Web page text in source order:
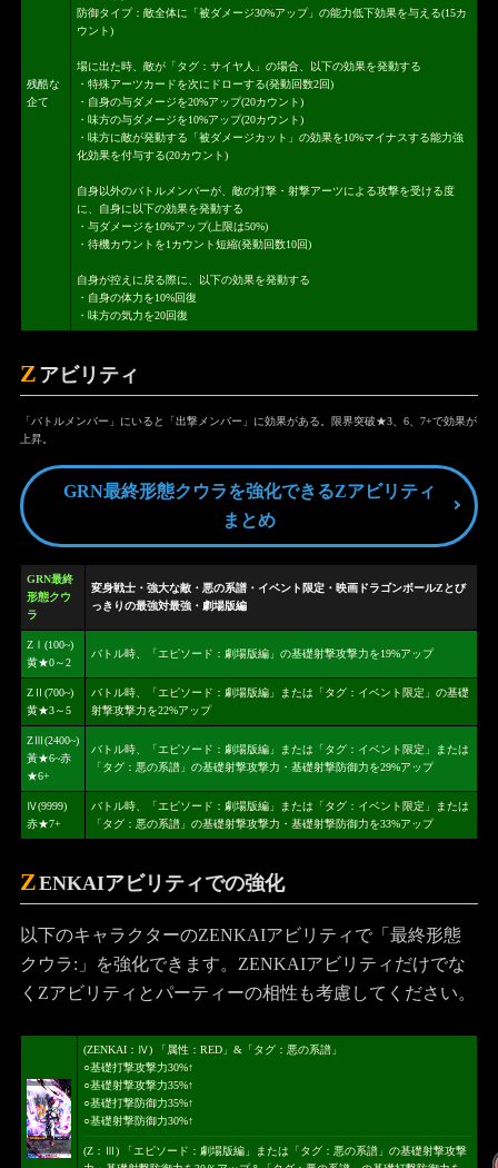
残酷な
企て
防御タイプ：敵全体に「被ダメージ30%アップ」の能力低下効果を与える(15カ
ウント)
場に出た時、敵が「タグ：サイヤ人」の場合、以下の効果を発動する
・特殊アーツカードを次にドローする(発動回数2回)
・自身の与ダメージを20%アップ(20カウント)
・味方の与ダメージを10%アップ(20カウント)
・味方に敵が発動する「被ダメージカット」の効果を10%マイナスする能力強
化効果を付与する(20カウント)
自身以外のバトルメンバーが、敵の打撃・射撃アーツによる攻撃を受ける度
に、自身に以下の効果を発動する
・与ダメージを10%アップ(上限は50%)
・待機カウントを1カウント短縮(発動回数10回)
自身が控えに戻る際に、以下の効果を発動する
・自身の体力を10%回復
・味方の気力を20回復
Z アビリティ
「バトルメンバー」にいると「出撃メンバー」に効果がある。限界突破★3、6、7+で効果が
上昇。
GRN最終形態クウラを強化できるZアビリティ
まとめ
GRN最終
形態クウ
ラ
変身戦士・強大な敵・悪の系譜・イベント限定・映画ドラゴンボールZとび
っきりの最強対最強・劇場版編
ZⅠ(100~)
黄★0～2
バトル時、「エピソード：劇場版編」の基礎射撃攻撃力を19%アップ
ZⅡ(700~)
黄★3～5
バトル時、「エピソード：劇場版編」または「タグ：イベント限定」の基礎
射撃攻撃力を22%アップ
ZⅢ(2400~)
黃★6~赤
★6+
バトル時、「エピソード：劇場版編」または「タグ：イベント限定」または
「タグ：悪の系譜」の基礎射撃攻撃力・基礎射撃防御力を29%アップ
Ⅳ(9999)
赤★7+
バトル時、「エピソード：劇場版編」または「タグ：イベント限定」または
「タグ：悪の系譜」の基礎射撃攻撃力・基礎射撃防御力を33%アップ
ZENKAIアビリティでの強化
以下のキャラクターのZENKAIアビリティで「最終形態
クウラ:」を強化できます。ZENKAIアビリティだけでな
くZアビリティとパーティーの相性も考慮してください。
(ZENKAI：Ⅳ) 「属性：RED」&「タグ：悪の系譜」
○基礎打撃攻撃力30%↑
○基礎射撃攻撃力35%↑
○基礎打撃防御力35%↑
○基礎射撃防御力30%↑
(Z：Ⅲ) 「エピソード：劇場版編」または「タグ：悪の系譜」の基礎射撃攻撃